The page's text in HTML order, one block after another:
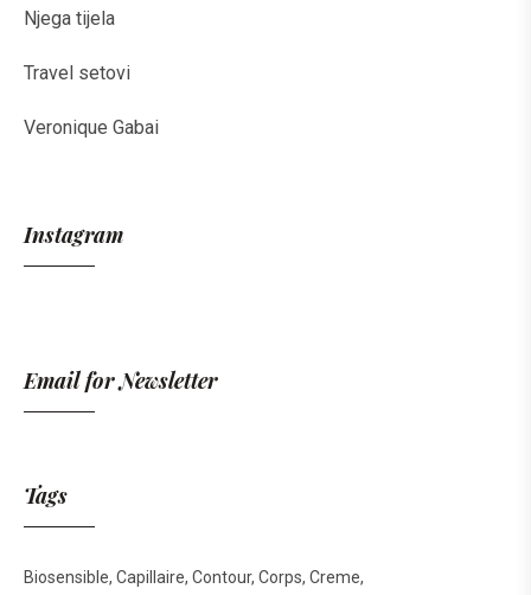
Njega tijela
Travel setovi
Veronique Gabai
Instagram
Email for Newsletter
Tags
Biosensible Capillaire Contour Corps Creme